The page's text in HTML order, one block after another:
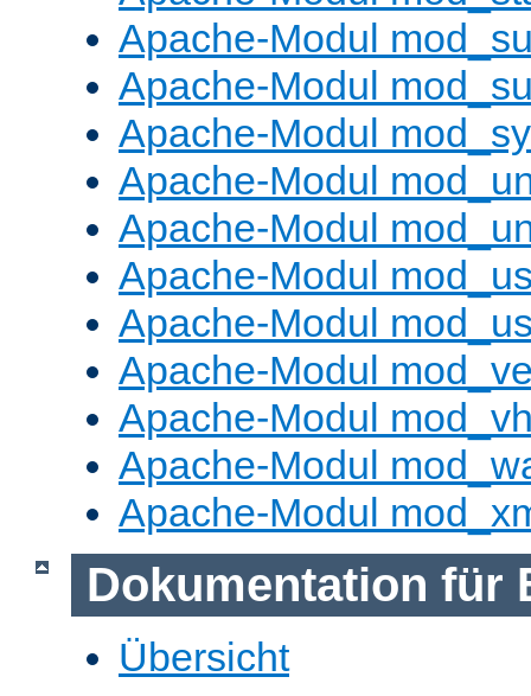
Apache-Modul
Apache-Modul
Apache-Modul
Apache-Modul
Apache-Modul
Apache-Modul
Apache-Modul
Apache-Modul
Apache-Modul
Apache-Modul
Apache-Modul
Dokumentation für
Übersicht